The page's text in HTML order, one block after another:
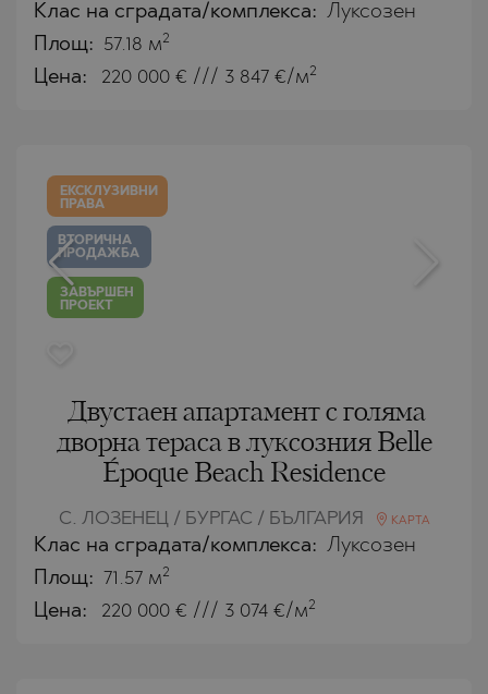
Клас на сградата/комплекса: Луксозен
Площ: 57.18 м2
Цена: 220 000 € /// 3 847 €/м2
ЕКСКЛУЗИВНИ
ПРАВА
ВТОРИЧНА
ПРОДАЖБА
ЗАВЪРШЕН
ПРОЕКТ
Двустаен апартамент с голяма
дворна тераса в луксозния Belle
Époque Beach Residence
С. ЛОЗЕНЕЦ / БУРГАС / БЪЛГАРИЯ КАРТА
Клас на сградата/комплекса: Луксозен
Площ: 71.57 м2
Цена: 220 000 € /// 3 074 €/м2